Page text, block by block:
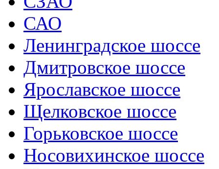
САО
Ленинградское шоссе
Дмитровское шоссе
Ярославское шоссе
Щелковское шоссе
Горьковское шоссе
Носовихинское шоссе